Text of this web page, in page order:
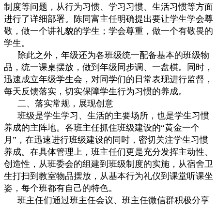
制度等问题，从行为习惯、学习习惯、生活习惯等方面
进行了详细部署。陈同富主任明确提出要让学生学会尊
敬，做一个讲礼貌的学生；学会尊重，做一个有敬畏的
学生。
除此之外，年级还为各班级统一配备基本的班级物
品，统一课桌摆放，做到年级同步调、一盘棋。同时，
迅速成立年级学生会，对同学们的日常表现进行监督，
每天反馈落实，切实保障学生行为习惯的养成。
二、落实常规，展现创意
班级是学生学习、生活的主要场所，也是学生习惯
养成的主阵地。各班主任抓住班级建设的“黄金一个
月”，在迅速进行班级建设的同时，密切关注学生习惯
养成。在具体管理上，班主任们更是充分发挥主动性、
创造性，从班委会的组建到班级制度的实施，从宿舍卫
生打扫到教室物品摆放，从基本行为礼仪到课堂听课坐
姿，每个班都有自己的特色。
班主任们通过班主任会议、班主任微信群积极分享
 科学技术实验校